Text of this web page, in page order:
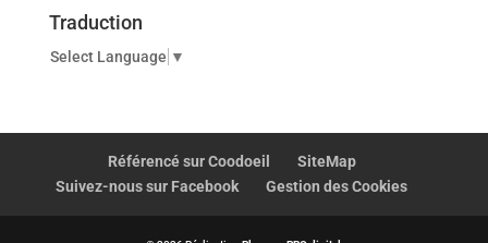
Traduction
Select Language ▼
Référencé sur Coodoeil
SiteMap
Suivez-nous sur Facebook
Gestion des Cookies